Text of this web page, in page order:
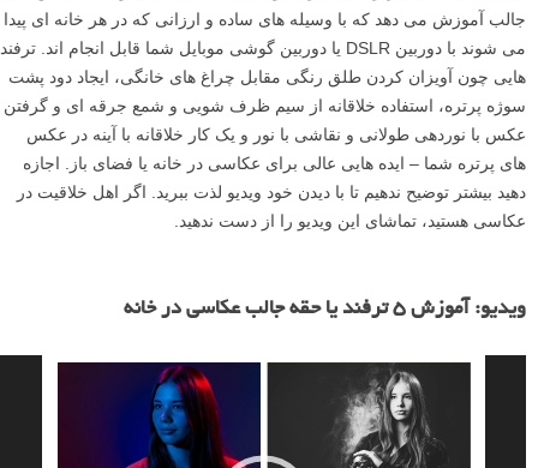
جالب آموزش می دهد که با وسیله های ساده و ارزانی که در هر خانه ای پیدا
می شوند با دوربین DSLR یا دوربین گوشی موبایل شما قابل انجام اند. ترفند
هایی چون آویزان کردن طلق رنگی مقابل چراغ های خانگی، ایجاد دود پشت
سوژه پرتره، استفاده خلاقانه از سیم ظرف شویی و شمع جرقه ای و گرفتن
عکس با نوردهی طولانی و نقاشی با نور و یک کار خلاقانه با آینه در عکس
های پرتره شما – ایده هایی عالی برای عکاسی در خانه یا فضای باز. اجازه
دهید بیشتر توضیح ندهیم تا با دیدن خود ویدیو لذت ببرید. اگر اهل خلاقیت در
عکاسی هستید، تماشای این ویدیو را از دست ندهید.
ویدیو: آموزش ۵ ترفند یا حقه جالب عکاسی در خانه